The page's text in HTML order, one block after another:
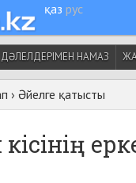
қаз рус
ДӘЛЕЛДЕРІМЕН НАМАЗ
› Әйелге қатысты
кісінің